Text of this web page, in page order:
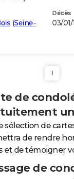
(Seine-
Décès
03/01/
1
de
sélection de
de rendre
et de témoigner
de